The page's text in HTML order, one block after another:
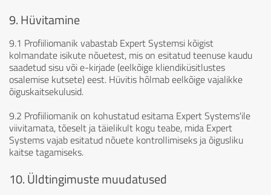
9. Hüvitamine
9.1 Profiiliomanik vabastab Expert Systemsi kõigist
kolmandate isikute nõuetest, mis on esitatud teenuse kaudu
saadetud sisu või e-kirjade (eelkõige kliendiküsitlustes
osalemise kutsete) eest. Hüvitis hõlmab eelkõige vajalikke
õiguskaitsekulusid.
9.2 Profiiliomanik on kohustatud esitama Expert Systems'ile
viivitamata, tõeselt ja täielikult kogu teabe, mida Expert
Systems vajab esitatud nõuete kontrollimiseks ja õigusliku
kaitse tagamiseks.
10. Üldtingimuste muudatused